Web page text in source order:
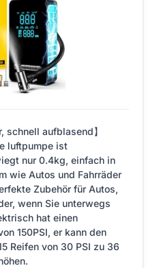
schnell aufblasend】
luftpumpe ist
nur 0.4kg, einfach in
wie Autos und Fahrräder
Zubehör für Autos,
wenn Sie unterwegs
hat einen
150PSI, er kann den
Reifen von 30 PSI zu 36